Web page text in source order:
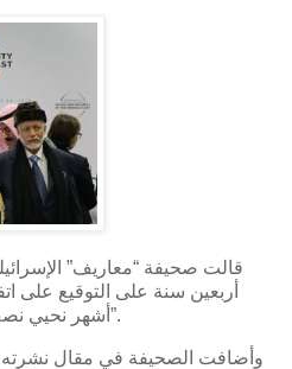
قالت صحيفة “معاريف”
أربعين سنة على التوقيع على
أشهر نحيي نصف قرن على الاتفاق مع الأردن”.
وأضافت الصحيفة في مقال نشرته